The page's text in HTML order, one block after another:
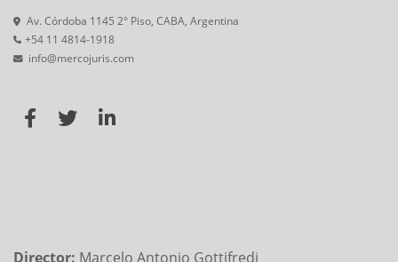
Av. Córdoba 1145 2° Piso, CABA, Argentina
+54 11 4814-1918
info@mercojuris.com
Director: Marcelo Antonio Gottifredi